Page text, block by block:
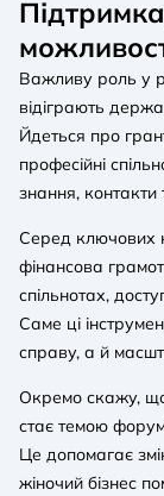
Важливу роль у
відіграють
Йдеться про
професійні
знання, контакти
Серед ключових
фінансова
спільнотах,
Саме ці
справу, а й
Окремо скажу, що
стає темою
Це допомагає
жіночий бізнес